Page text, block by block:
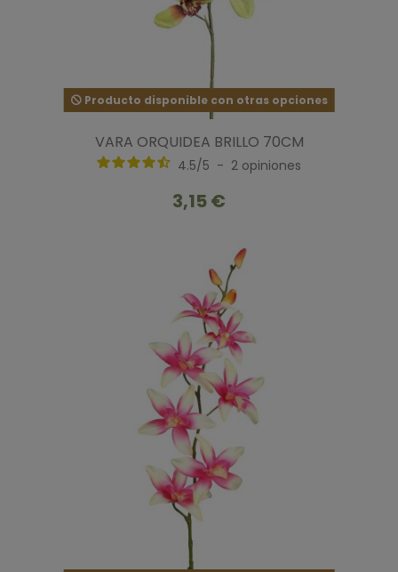
Producto disponible con otras opciones
VARA ORQUIDEA BRILLO 70CM
4.5/5 - 2 opiniones
3,15 €